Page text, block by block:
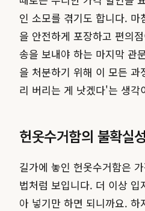
인 소모를 겪기도 합니다.
을 안전하게 포장하고 편의
송을 보내야 하는 마지막 관
을 처분하기 위해 이 모든
리 버리는 게 낫겠다'는 생각
헌옷수거함의 불확실
길가에 놓인 헌옷수거함은
법처럼 보입니다. 더 이상
아 넣기만 하면 되니까요. 하